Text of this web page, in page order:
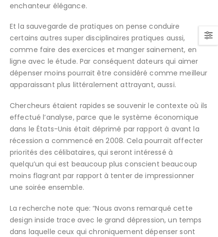
enchanteur élégance.
Et la sauvegarde de pratiques on pense conduire
certains autres super disciplinaires pratiques aussi,
comme faire des exercices et manger sainement, en
ligne avec le étude. Par conséquent dateurs qui aimer
dépenser moins pourrait être considéré comme meilleur
apparaissant plus littéralement attrayant, aussi.
Chercheurs étaient rapides se souvenir le contexte où ils
effectué l’analyse, parce que le système économique
dans le États-Unis était déprimé par rapport à avant la
récession a commencé en 2008. Cela pourrait affecter
priorités des célibataires, qui seront intéressé à
quelqu’un qui est beaucoup plus conscient beaucoup
moins flagrant par rapport à tenter de impressionner
une soirée ensemble.
La recherche note que: “Nous avons remarqué cette
design inside trace avec le grand dépression, un temps
dans laquelle ceux qui chroniquement dépenser sont